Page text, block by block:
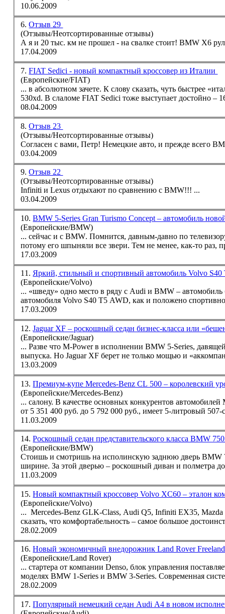
10.06.2009
6.Отзыв 29
(Отзывы/Неотсортированные отзывы)
А я и 20 тыс. км не прошел - на свалке стоит!BMW Х6
17.04.2009
7.FIAT Sedici - новый компактный кроссовер из Италии
(Европейские/FIAT)
... в абсолютном зачете. К слову сказать, чуть быстрее
530xd. В слаломе FIAT Sedici тоже выступает достойно –
08.04.2009
8.Отзыв 23
(Отзывы/Неотсортированные отзывы)
Согласен с вами, Петр! Немецкие авто, и прежде всего
03.04.2009
9.Отзыв 22
(Отзывы/Неотсортированные отзывы)
Infiniti и Lexus отдыхают по сравнению сBMW!!! ...
03.04.2009
10.BMW 5-Series Gran Turismo Concept – автомобиль
(Европейские/BMW)
... сейчас и сBMW. Помнится, давным-давно по телевизору показывали мультик про слоненка. У него был короткий нос, и
потому его шпыняли все звери. Тем не менее, как-то раз,
17.03.2009
11.Яркий, стильный и спортивный автомобиль Volvo
(Европейские/Volvo)
... «шведу» одно место в ряду с Audi иBMW – автомобиль
автомобиля Volvo S40 Т5 AWD, как и положено
17.03.2009
12.Jaguar XF – роскошный седан бизнес-класса или
(Европейские/Jaguar)
... Разве что M-Power в исполненииBMW 5-Series,
выпуска. Но Jaguar XF берет не только мощью и
13.03.2009
13.Премиум-купе Mercedes-Benz CL 500 – королевский
(Европейские/Mercedes-Benz)
... салону. В качестве основных конкурентов
от 5 351 400 руб. до 5 792 000 руб., имеет 5-литровый 507-
11.03.2009
14.Роскошный седан представительского класса BMW
(Европейские/BMW)
Стоишь и смотришь на исполинскую заднюю дверьBMW
ширине. За этой дверью – роскошный диван и полметра
11.03.2009
15.Новый компактный кроссовер Volvo XC60 – эталон
(Европейские/Volvo)
... Mercedes-Benz GLK-Class, Audi Q5, Infiniti EX35,
сказать, что комфортабельность – самое большое
28.02.2009
16.Новый экономичный внедорожник Land Rover
(Европейские/Land Rover)
... стартера от компании Denso, блок управления
моделяхBMW 1-Series иBMW 3-Series. Современная
28.02.2009
17.Популярный немецкий седан Audi A4 в новом